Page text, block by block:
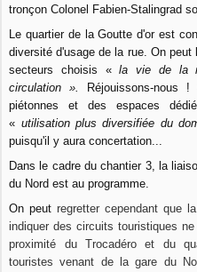
tronçon Colonel Fabien-Stalingrad
Le quartier de la Goutte d'or est
diversité d'usage de la rue. On
secteurs choisis «la vie de la
circulation ».
Réjouissons-nous
piétonnes et des espaces
« utilisation plus diversifiée du
puisqu'il y aura concertation...
Dans le cadre du chantier 3, la
du Nord est au programme.
On peutregretter cependant que
indiquer des circuits touristiques
proximité du Trocadéro et du
touristes venant de la gare du